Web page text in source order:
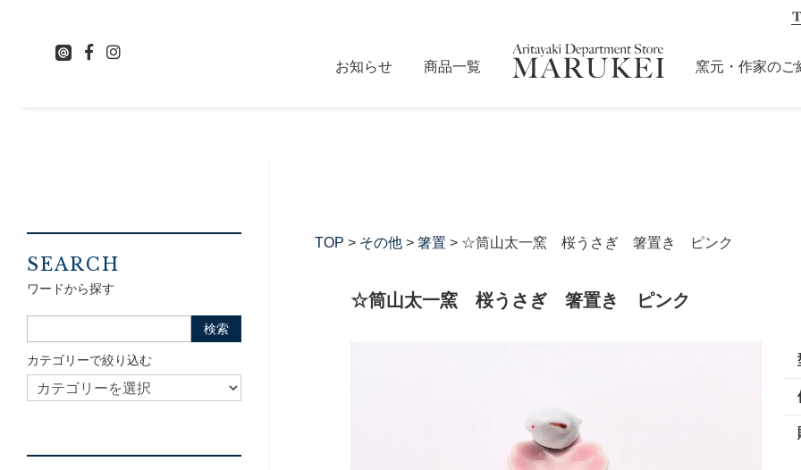
お知らせ 商品一覧 窯元・作家のご
TOP > その他 > 箸置 > ☆筒山太一窯 桜うさぎ 箸置き ピンク
☆筒山太一窯 桜うさぎ 箸置き ピンク
SEARCH
ワードから探す
カテゴリーで絞り込む